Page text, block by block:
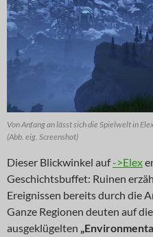
Von Anfang an lässt sich die Spielwelt in
(Abb. eig. Screenshot)
Dieser Blickwinkel auf->Elex
Geschichtsbuffet: Ruinen
Ereignissen bereits durch die
Ganze Regionen deuten auf
ausgeklügelten